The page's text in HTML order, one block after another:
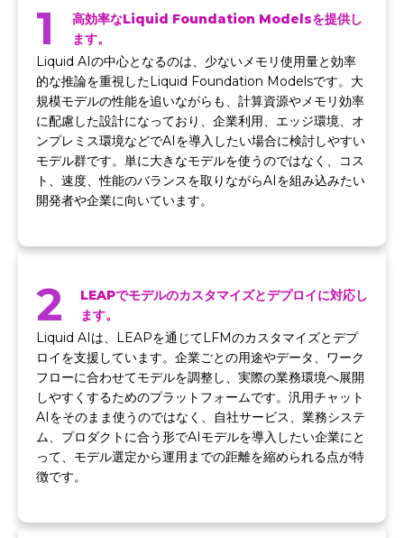
1
高効率なLiquid Foundation Modelsを提供し
ます。
Liquid AIの中心となるのは、少ないメモリ使用量と効率
的な推論を重視したLiquid Foundation Modelsです。大
規模モデルの性能を追いながらも、計算資源やメモリ効率
に配慮した設計になっており、企業利用、エッジ環境、オ
ンプレミス環境などでAIを導入したい場合に検討しやすい
モデル群です。単に大きなモデルを使うのではなく、コス
ト、速度、性能のバランスを取りながらAIを組み込みたい
開発者や企業に向いています。
2
LEAPでモデルのカスタマイズとデプロイに対応し
ます。
Liquid AIは、LEAPを通じてLFMのカスタマイズとデプ
ロイを支援しています。企業ごとの用途やデータ、ワーク
フローに合わせてモデルを調整し、実際の業務環境へ展開
しやすくするためのプラットフォームです。汎用チャット
AIをそのまま使うのではなく、自社サービス、業務システ
ム、プロダクトに合う形でAIモデルを導入したい企業にと
って、モデル選定から運用までの距離を縮められる点が特
徴です。